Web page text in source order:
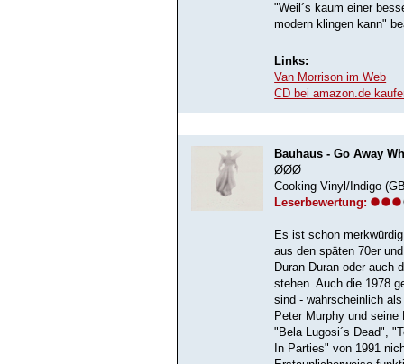
"Weil´s kaum einer
modern klingen kann"
Links:
Van Morrison im Web
CD bei amazon.de
Bauhaus - Go Away
ØØØ
Cooking Vinyl/Indigo
Leserbewertung:
Es ist schon
aus den späten 70er
Duran Duran oder auch
stehen. Auch die 1978
sind - wahrscheinlich
Peter Murphy und
"Bela Lugosi´s Dead",
In Parties" von 1991